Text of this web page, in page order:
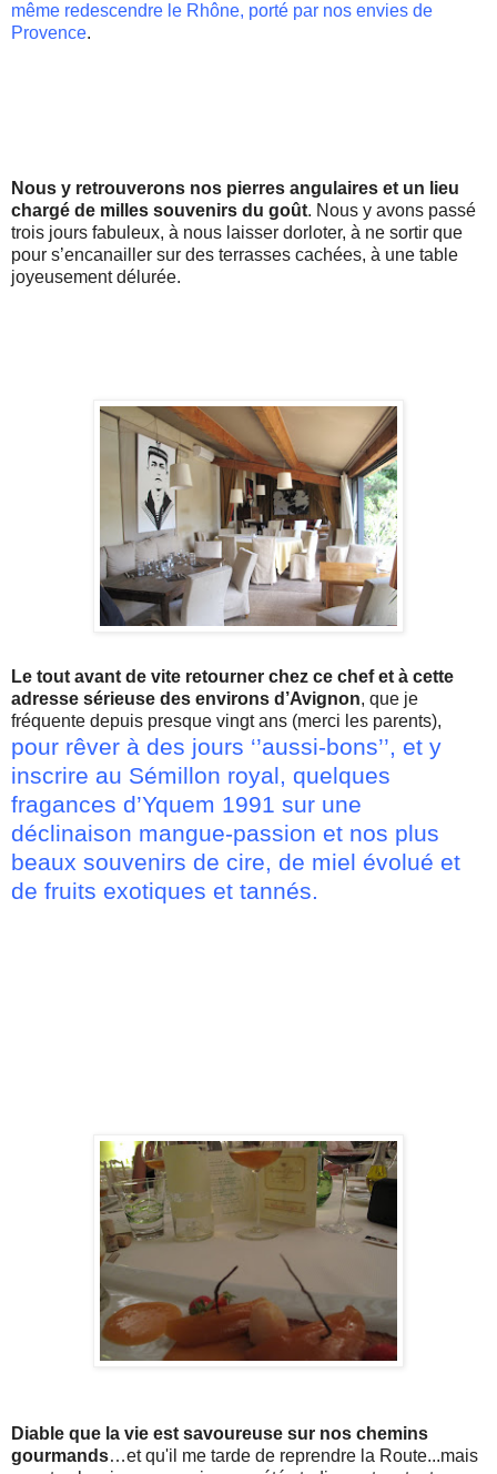
même redescendre le Rhône, porté par nos envies de
Provence.
Nous y retrouverons nos pierres angulaires et un lieu
chargé de milles souvenirs du goût. Nous y avons passé
trois jours fabuleux, à nous laisser dorloter, à ne sortir que
pour s’encanailler sur des terrasses cachées, à une table
joyeusement délurée.
Le tout avant de vite retourner chez ce chef et à cette
adresse sérieuse des environs d’Avignon, que je
fréquente depuis presque vingt ans (merci les parents),
pour rêver à des jours ‘’aussi-bons’’, et y
inscrire au Sémillon royal, quelques
fragances d’Yquem 1991 sur une
déclinaison mangue-passion et nos plus
beaux souvenirs de cire, de miel évolué et
de fruits exotiques et tannés.
Diable que la vie est savoureuse sur nos chemins
gourmands…et qu'il me tarde de reprendre la Route...mais